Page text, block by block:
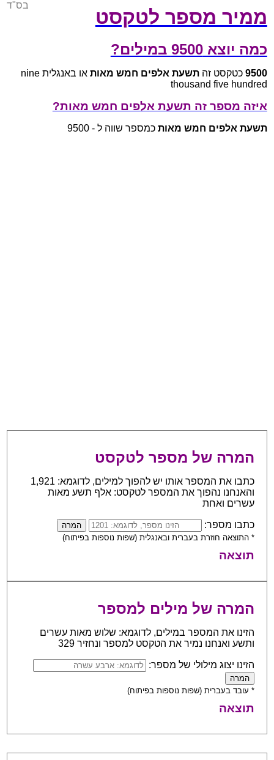
ממיר מספר לטקסט
בס"ד
כמה יוצא 9500 במילים?
9500 כטקסט זהתשעת אלפים חמש מאות
או באנגלית nine
thousand five hundred
איזה מספר זה תשעת אלפים חמש מאות?
תשעת אלפים חמש מאות כמספר שווה ל - 9500
המרה של מספר לטקסט
כתבו את המספר אותו יש להפוך למילים, לדוגמא: 1,921
והאנחנו נהפוך את המספר לטקסט: אלף תשע מאות
עשרים ואחת
כתבו מספר:
* התוצאה חוזרת בעברית ובאנגלית (שפות נוספות בפיתוח)
תוצאה
המרה של מילים למספר
הזינו את המספר במילים, לדוגמא: שלוש מאות עשרים
ותשע ואנחנו נמיר את הטקסט למספר ונחזיר 329
הזינו יצוג מילולי של מספר:
* עובד בעברית (שפות נוספות בפיתוח)
תוצאה